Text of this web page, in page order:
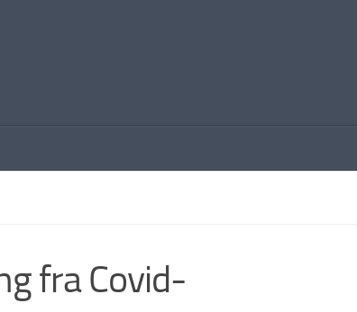
fra Covid-